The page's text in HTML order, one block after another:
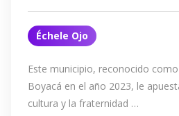
Échele Ojo
Este municipio, reconocido
Boyacá en el año 2023, le
cultura y la fraternidad …